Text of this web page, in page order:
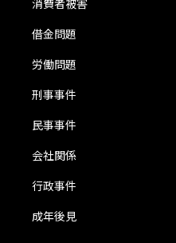
借金問題
労働問題
刑事事件
民事事件
会社関係
行政事件
成年後見